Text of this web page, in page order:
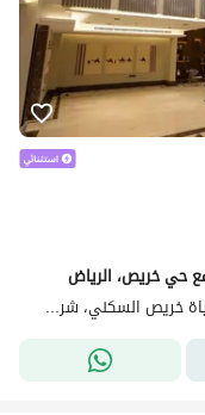
حي خريص، الرياض
شارع أحمد بن الحسن الأنصاري، حي كومباوند حياة خريص السكني، شرق الرياض، الرياض